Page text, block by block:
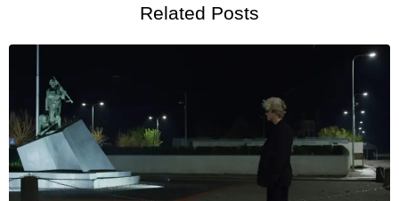
Related Posts